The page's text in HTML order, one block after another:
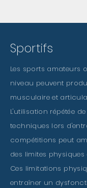
Sportifs
Les sports amateurs
niveau peuvent
musculaire et
L'utilisation répétée
techniques lors
compétitions peut
des limites
Ces limitations
entraîner un